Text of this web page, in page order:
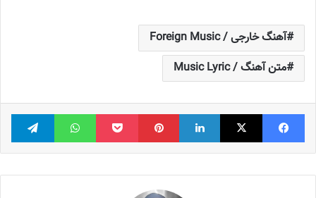
آهنگ خارجی / Foreign Music
متن آهنگ / Music Lyric
فیس بوک X لینکدین ‫پین‌ترست پاکت واتس آپ